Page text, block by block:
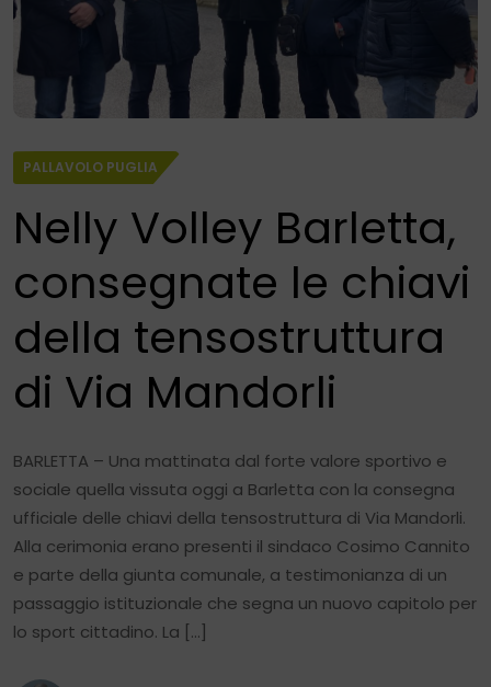
PALLAVOLO PUGLIA
Nelly Volley Barletta,
consegnate le chiavi
della tensostruttura
di Via Mandorli
BARLETTA – Una mattinata dal forte valore sportivo e
sociale quella vissuta oggi a Barletta con la consegna
ufficiale delle chiavi della tensostruttura di Via Mandorli.
Alla cerimonia erano presenti il sindaco Cosimo Cannito
e parte della giunta comunale, a testimonianza di un
passaggio istituzionale che segna un nuovo capitolo per
lo sport cittadino. La […]